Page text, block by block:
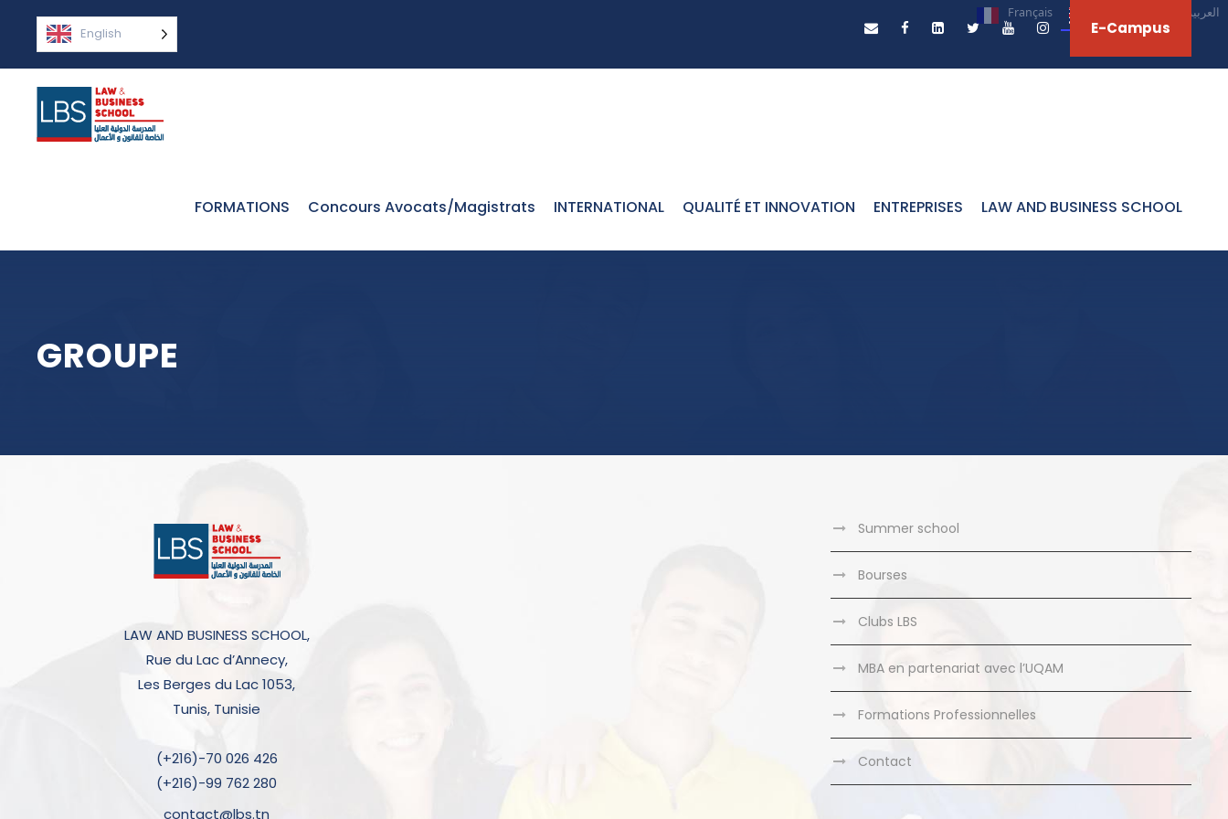
Français العربية‏
English E-Campus
FORMATIONS Concours Avocats/Magistrats INTERNATIONAL QUALITÉ ET INNOVATION ENTREPRISES LAW AND BUSINESS SCHOOL
GROUPE
LAW AND BUSINESS SCHOOL,
Rue du Lac d’Annecy,
Les Berges du Lac 1053,
Tunis, Tunisie
(+216)-70 026 426
(+216)-99 762 280
contact@lbs.tn
Summer school
Bourses
Clubs LBS
MBA en partenariat avec l’UQAM
Formations Professionnelles
Contact